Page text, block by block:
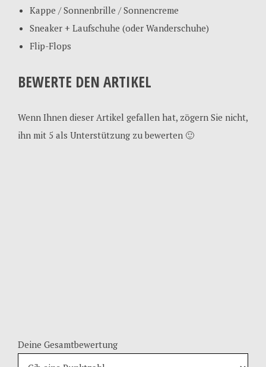
Kappe / Sonnenbrille / Sonnencreme
Sneaker + Laufschuhe (oder Wanderschuhe)
Flip-Flops
BEWERTE DEN ARTIKEL
Wenn Ihnen dieser Artikel gefallen hat, zögern Sie nicht,
ihn mit 5 als Unterstützung zu bewerten 🙂
Deine Gesamtbewertung